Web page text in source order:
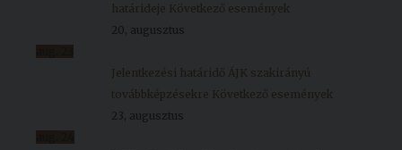
határideje Következő események
20, augusztus
Jelentkezési határidő ÁJK szakirányú
továbbképzésekre Következő események
23, augusztus